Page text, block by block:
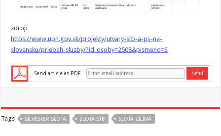
zdroj:
https://www.upn.gov.sk/projekty/utvary-stb-a-ps-na-
slovensku/priebeh-sluzby/?id_osoby=2508&pismeno=S
Send article as PDF
Tags SILVESTER SLOTA SLOTA STB SLOTA ZILINA